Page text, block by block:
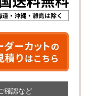
確認など